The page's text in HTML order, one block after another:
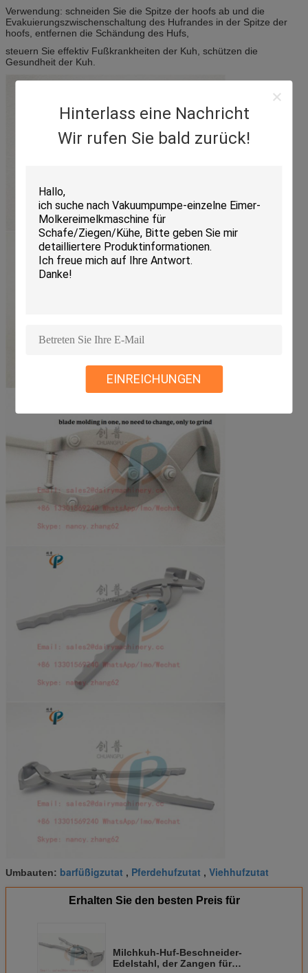
Hinterlass eine Nachricht
Wir rufen Sie bald zurück!
EINREICHUNGEN
Verwendung: schneiden Sie die Spitze der hoofs ab und die
Evakuierungszwischenschaltung des Hufrandes in der Spitze der
hoofs, entfernen die Schändung des Hufs,
steuern Sie effektiv Fußkrankheiten der Kuh, schützen die
Gesundheit der Kuh.
Umbauten: barfüßigzutat , Pferdehufzutat , Viehhufzutat
Erhalten Sie den besten Preis für
Milchkuh-Huf-Beschneider-
Edelstahl, der Zangen für